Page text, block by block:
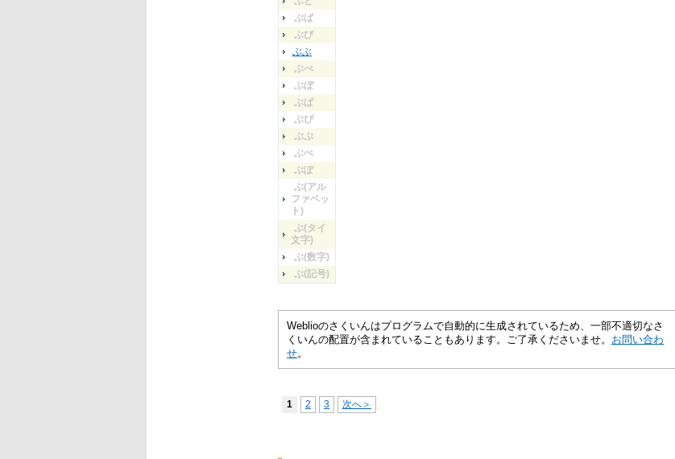
ぶば
ぶび
ぶぶ
ぶべ
ぶぼ
ぶぱ
ぶぴ
ぶぷ
ぶぺ
ぶぽ
ぶ(アル
ファベッ
ト)
ぶ(タイ
文字)
ぶ(数字)
ぶ(記号)
Weblioのさくいんはプログラムで自動的に生成されているため、一部不適切なさ
くいんの配置が含まれていることもあります。ご了承くださいませ。 お問い合わ
せ。
1 2 3 次へ＞